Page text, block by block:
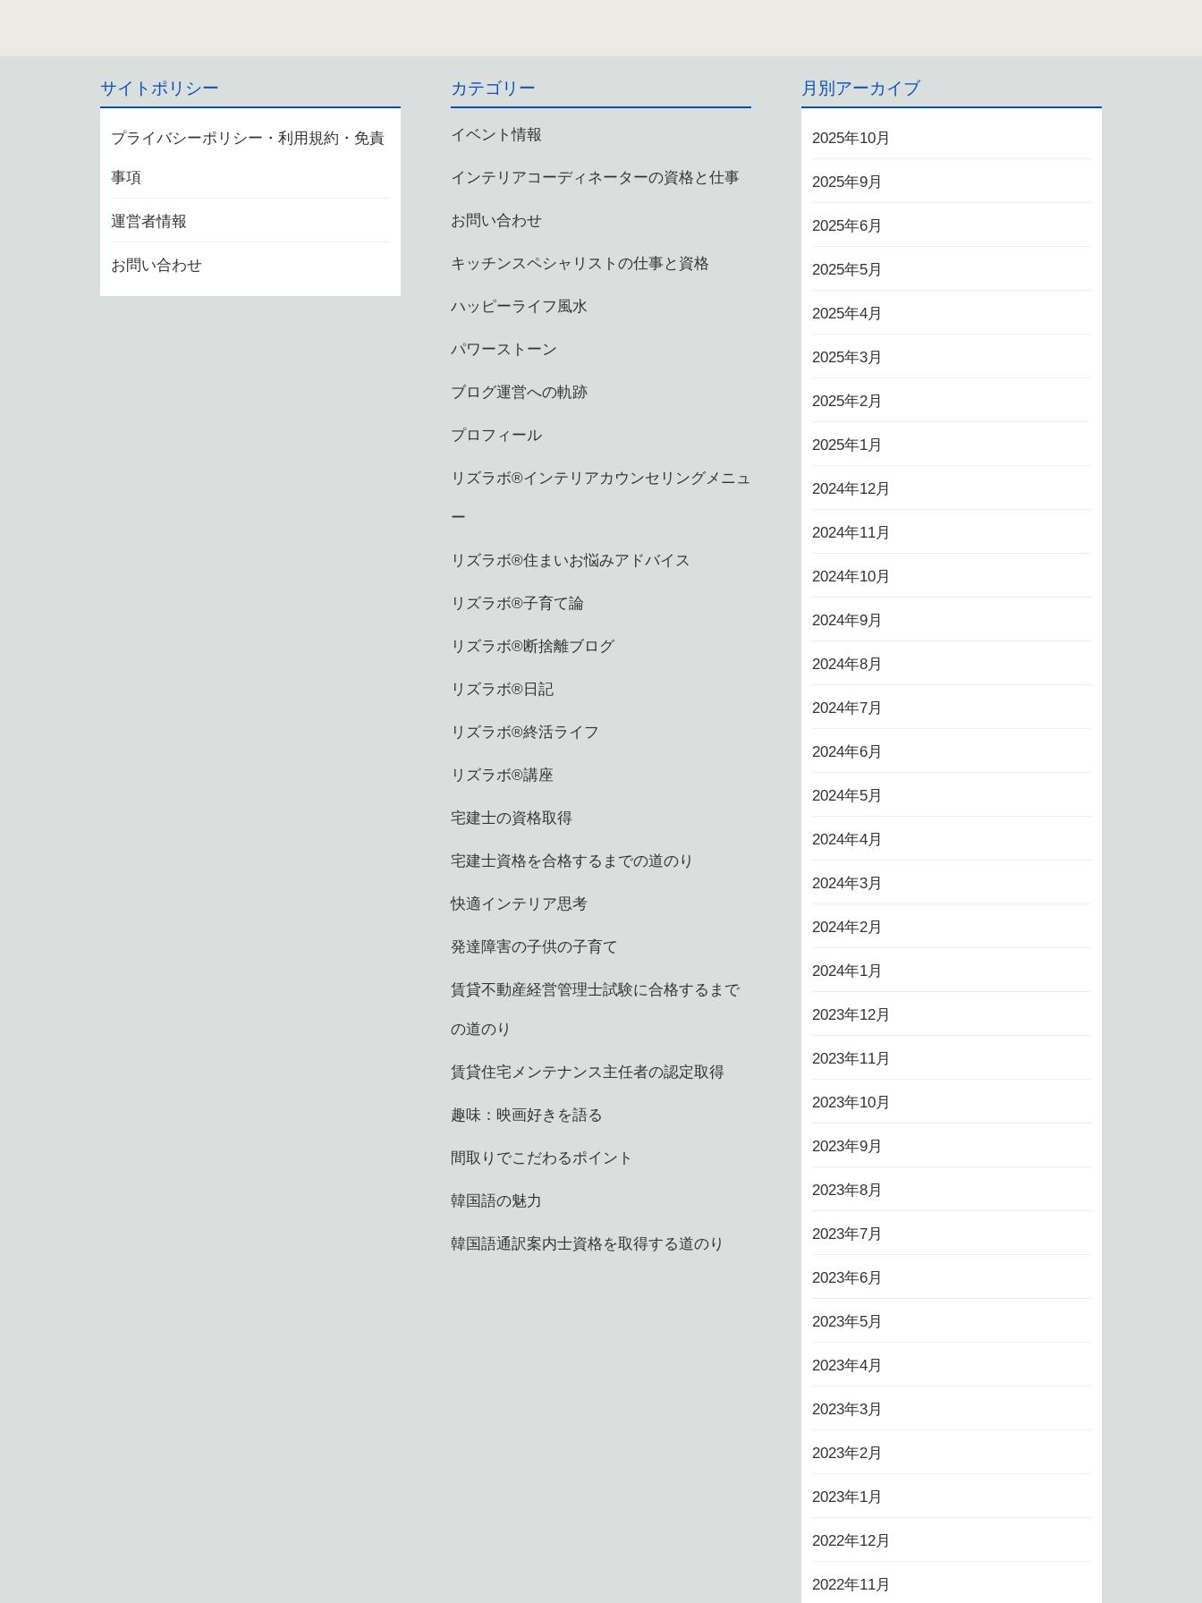
サイトポリシー
プライバシーポリシー・利用規約・免責
事項
運営者情報
お問い合わせ
カテゴリー
イベント情報
インテリアコーディネーターの資格と仕事
お問い合わせ
キッチンスペシャリストの仕事と資格
ハッピーライフ風水
パワーストーン
ブログ運営への軌跡
プロフィール
リズラボ®️インテリアカウンセリングメニュ
ー
リズラボ®️住まいお悩みアドバイス
リズラボ®️子育て論
リズラボ®️断捨離ブログ
リズラボ®️日記
リズラボ®️終活ライフ
リズラボ®️講座
宅建士の資格取得
宅建士資格を合格するまでの道のり
快適インテリア思考
発達障害の子供の子育て
賃貸不動産経営管理士試験に合格するまで
の道のり
賃貸住宅メンテナンス主任者の認定取得
趣味：映画好きを語る
間取りでこだわるポイント
韓国語の魅力
韓国語通訳案内士資格を取得する道のり
月別アーカイブ
2025年10月
2025年9月
2025年6月
2025年5月
2025年4月
2025年3月
2025年2月
2025年1月
2024年12月
2024年11月
2024年10月
2024年9月
2024年8月
2024年7月
2024年6月
2024年5月
2024年4月
2024年3月
2024年2月
2024年1月
2023年12月
2023年11月
2023年10月
2023年9月
2023年8月
2023年7月
2023年6月
2023年5月
2023年4月
2023年3月
2023年2月
2023年1月
2022年12月
2022年11月